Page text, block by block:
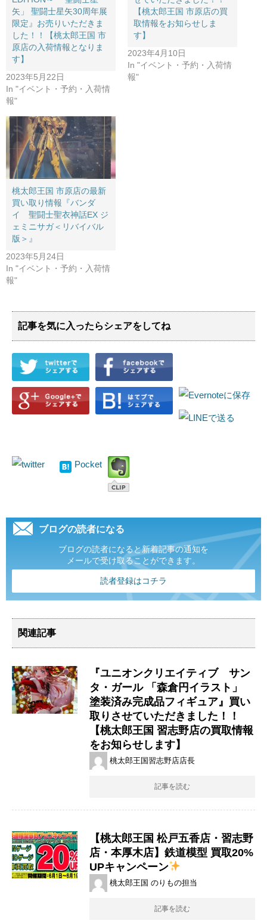
矢」 ​聖闘士星矢30周年展
限定』お売りいただきま
した！！【桃太郎王国 市
原店の入荷情報となりま
す】
2023年5月22日
In "イベント・予約・入荷情
報"
【桃太郎王国 市原店の買
取情報をお知らせしま
す】
2023年4月10日
In "イベント・予約・入荷情
報"
桃太郎王国 市原店の最新
買い取り情報『バンダ
イ 聖闘士聖衣神話EX ​ジ
ェミニサガ＜リバイバル
版＞』
2023年5月24日
In "イベント・予約・入荷情
報"
記事を気に入ったらシェアをしてね
Pocket
ブログの読者になる
ブログの読者になると新着記事の通知を
メールで受け取ることができます。
読者登録はコチラ
関連記事
『ユニオンクリエイティブ サン
タ・ガール ​「森倉円イラスト」 ​
塗装済み完成品フィギュア』買い
取りさせていただきました！！
【桃太郎王国 習志野店の買取情報
をお知らせします】
桃太郎王国習志野店店長
記事を読む
【桃太郎王国 松戸五香店・習志野
店・本厚木店】鉄道模型 買取20%
UPキャンペーン
桃太郎王国 のりもの担当
記事を読む